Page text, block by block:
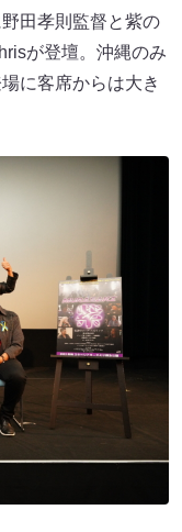
田孝則監督と紫の
が登壇。沖縄のみ
に客席からは大き